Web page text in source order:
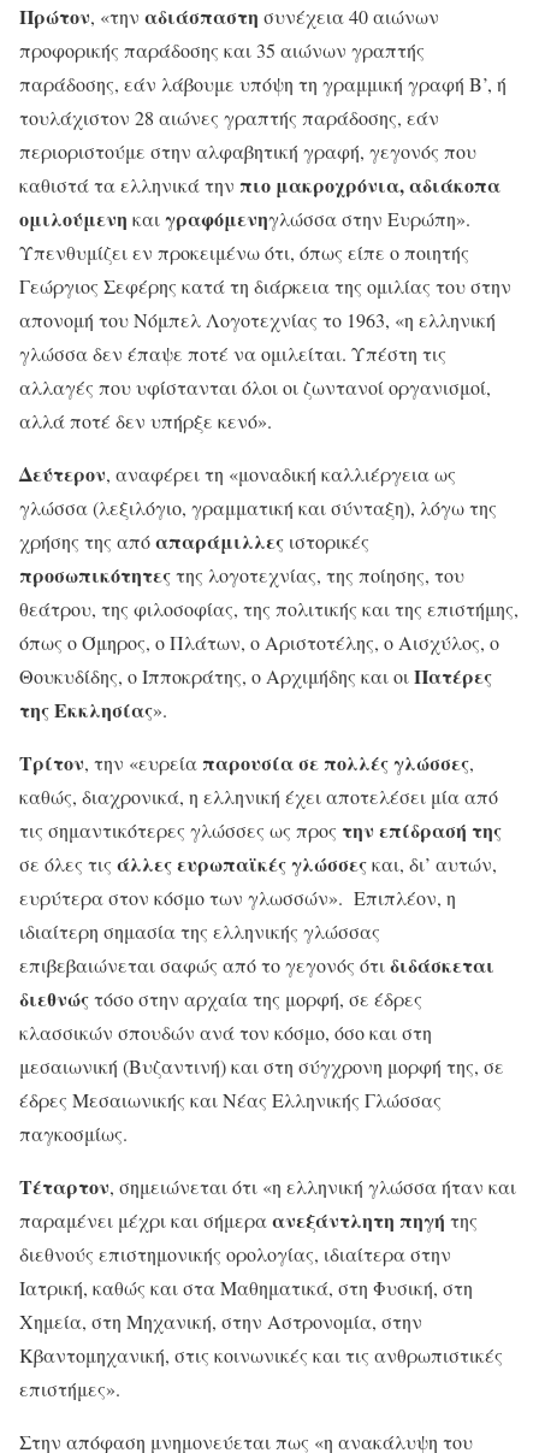
Πρώτον, «την αδιάσπαστη συνέχεια 40 αιώνων
προφορικής παράδοσης και 35 αιώνων γραπτής
παράδοσης, εάν λάβουμε υπόψη τη γραμμική γραφή Β’, ή
τουλάχιστον 28 αιώνες γραπτής παράδοσης, εάν
περιοριστούμε στην αλφαβητική γραφή, γεγονός που
καθιστά τα ελληνικά την πιο μακροχρόνια, αδιάκοπα
ομιλούμενη καιγραφόμενηγλώσσα στην Ευρώπη».
Υπενθυμίζει εν προκειμένω ότι, όπως είπε ο ποιητής
Γεώργιος Σεφέρης κατά τη διάρκεια της ομιλίας του στην
απονομή του Νόμπελ Λογοτεχνίας το 1963, «η ελληνική
γλώσσα δεν έπαψε ποτέ να ομιλείται. Υπέστη τις
αλλαγές που υφίστανται όλοι οι ζωντανοί οργανισμοί,
αλλά ποτέ δεν υπήρξε κενό».
Δεύτερον, αναφέρει τη «μοναδική καλλιέργεια ως
γλώσσα (λεξιλόγιο, γραμματική και σύνταξη), λόγω της
χρήσης της απόαπαράμιλλες ιστορικές
προσωπικότητεςτης λογοτεχνίας, της ποίησης, του
θεάτρου, της φιλοσοφίας, της πολιτικής και της επιστήμης,
όπως ο Όμηρος, ο Πλάτων, ο Αριστοτέλης, ο Αισχύλος, ο
Θουκυδίδης, ο Ιπποκράτης, ο Αρχιμήδης και οιΠατέρες
της Εκκλησίας».
Τρίτον, την «ευρεία παρουσία σε πολλές γλώσσες,
καθώς, διαχρονικά, η ελληνική έχει αποτελέσει μία από
τις σημαντικότερες γλώσσες ως προς την επίδρασή της
σε όλες τις άλλες ευρωπαϊκές γλώσσεςκαι, δι’ αυτών,
ευρύτερα στον κόσμο των γλωσσών». Επιπλέον, η
ιδιαίτερη σημασία της ελληνικής γλώσσας
επιβεβαιώνεται σαφώς από το γεγονός ότιδιδάσκεται
διεθνώςτόσο στην αρχαία της μορφή, σε έδρες
κλασσικών σπουδών ανά τον κόσμο, όσο και στη
μεσαιωνική (Βυζαντινή) και στη σύγχρονη μορφή της, σε
έδρες Μεσαιωνικής και Νέας Ελληνικής Γλώσσας
παγκοσμίως.
Τέταρτον, σημειώνεται ότι «η ελληνική γλώσσα ήταν και
παραμένει μέχρι και σήμεραανεξάντλητη πηγή της
διεθνούς επιστημονικής ορολογίας, ιδιαίτερα στην
Ιατρική, καθώς και στα Μαθηματικά, στη Φυσική, στη
Χημεία, στη Μηχανική, στην Αστρονομία, στην
Κβαντομηχανική, στις κοινωνικές και τις ανθρωπιστικές
επιστήμες».
Στην απόφαση μνημονεύεται πως «η ανακάλυψη του